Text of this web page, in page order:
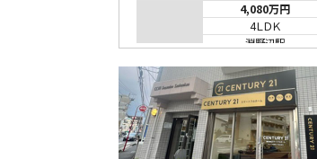
4,080万円
4ＬＤＫ
淵野辺駅
南側道路に面しており日当たり良好。 キ
ッチンから…
第5位
3,680万円